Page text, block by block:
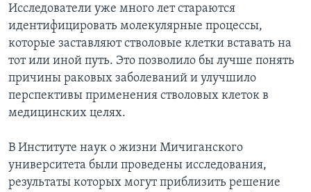
Исследователи уже много лет стараются
идентифицировать молекулярные процессы,
которые заставляют стволовые клетки вставать на
тот или иной путь. Это позволило бы лучше понять
причины раковых заболеваний и улучшило
перспективы применения стволовых клеток в
медицинских целях.
В Институте наук о жизни Мичиганского
университета были проведены исследования,
результаты которых могут приблизить решение